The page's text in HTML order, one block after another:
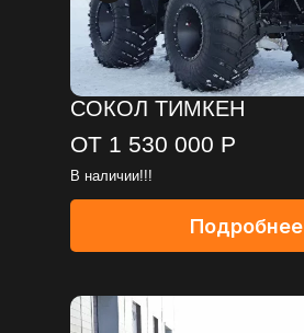
ОТ 1 530 000 Р
СОКОЛ ТИМКЕН
Подробнее
В наличии!!!